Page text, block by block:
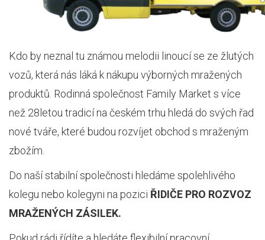
Kdo by neznal tu známou melodii linoucí se ze žlutých
vozů, která nás láká k nákupu výborných mražených
produktů. Rodinná společnost Family Market s více
než 28letou tradicí na českém trhu hledá do svých řad
nové tváře, které budou rozvíjet obchod s mraženým
zbožím.
Do naší stabilní společnosti hledáme spolehlivého
kolegu nebo kolegyni na pozici ŘIDIČE PRO ROZVOZ
MRAŽENÝCH ZÁSILEK.